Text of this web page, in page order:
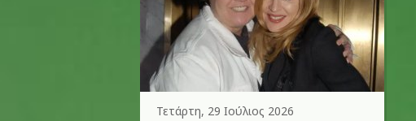
Τετάρτη, 29 Ιούλιος 2026